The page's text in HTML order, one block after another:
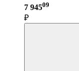
7 94509
₽